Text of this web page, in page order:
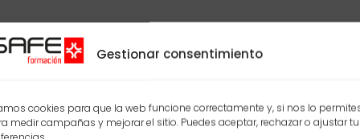
Gestionar consentimiento
cookies para que la web funcione correctamente y, si nos lo
medir campañas y mejorar el sitio. Puedes aceptar, rechazar o ajustar